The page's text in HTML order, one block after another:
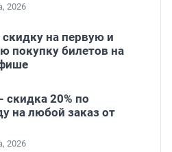
2026
скидку на первую и
покупку билетов на
скидка 20% по
на любой заказ от
2026